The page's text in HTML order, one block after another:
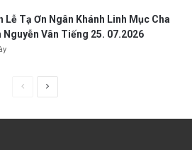
Lễ Tạ Ơn Ngân Khánh Linh Mục Cha
Nguyễn Vân Tiếng 25. 07.2026